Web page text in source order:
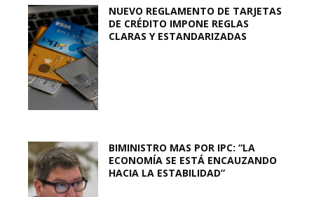
NUEVO REGLAMENTO DE TARJETAS
DE CRÉDITO IMPONE REGLAS
CLARAS Y ESTANDARIZADAS
BIMINISTRO MAS POR IPC: “LA
ECONOMÍA SE ESTÁ ENCAUZANDO
HACIA LA ESTABILIDAD”